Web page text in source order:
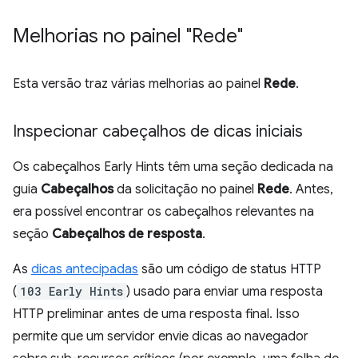
Melhorias no painel "Rede"
Esta versão traz várias melhorias ao painel Rede.
Inspecionar cabeçalhos de dicas iniciais
Os cabeçalhos Early Hints têm uma seção dedicada na
guia Cabeçalhosda solicitação no painel Rede. Antes,
era possível encontrar os cabeçalhos relevantes na
seção Cabeçalhos de resposta.
As dicas antecipadas são um código de status HTTP
( 103 Early Hints ) usado para enviar uma resposta
HTTP preliminar antes de uma resposta final. Isso
permite que um servidor envie dicas ao navegador